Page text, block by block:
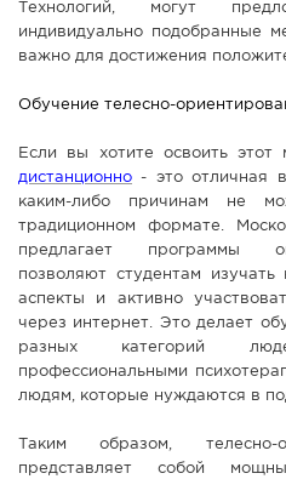
Технологий, могут
индивидуально подобранные
важно для достижения
Обучение телесно-
Если вы хотите освоить этот
дистанционно - это отличная
каким-либо причинам не
традиционном формате.
предлагает программы
позволяют студентам изучать
аспекты и активно
через интернет. Это делает
разных категорий
профессиональными
людям, которые нуждаются в
Таким образом, телесно-
представляет собой